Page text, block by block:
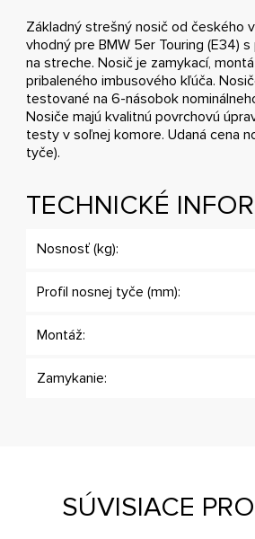
Základný strešný nosič od českého
vhodný pre BMW 5er Touring (E34)
na streche. Nosič je zamykací,
pribaleného imbusového kľúča.
testované na 6-násobok
Nosiče majú kvalitnú povrchovú
testy v soľnej komore. Udaná cena
tyče).
TECHNICKÉ
Nosnosť (kg):
Profil nosnej tyče (mm):
Montáž:
Zamykanie:
SÚVISIACE